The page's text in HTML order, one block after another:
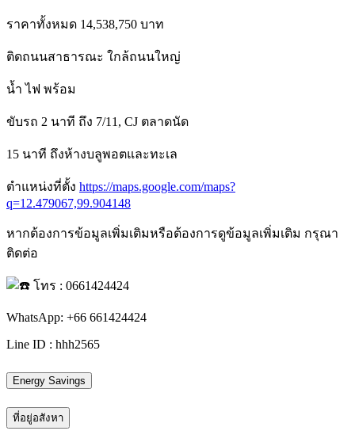
ราคาทั้งหมด 14,538,750 บาท
ติดถนนสาธารณะ ใกล้ถนนใหญ่
น้ำ ไฟ พร้อม
ขับรถ 2 นาที ถึง 7/11, CJ ตลาดนัด
15 นาที ถึงห้างบลูพอตและทะเล
ตำแหน่งที่ตั้ง https://maps.google.com/maps?
q=12.479067,99.904148
หากต้องการข้อมูลเพิ่มเติมหรือต้องการดูข้อมูลเพิ่มเติม กรุณา
ติดต่อ
โทร : 0661424424
WhatsApp: +66 661424424
Line ID : hhh2565
Energy Savings
ที่อยู่อสังหา